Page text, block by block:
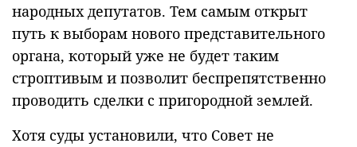
народных депутатов. Тем самым открыт
путь к выборам нового представительного
органа, который уже не будет таким
строптивым и позволит беспрепятственно
проводить сделки с пригородной землей.
Хотя суды установили, что Совет не